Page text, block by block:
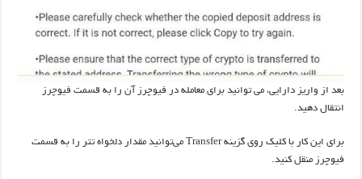
بعد از واریز دارایی، می توانید برای معامله در فیوچرز آن را به قسمت فیوچرز
انتقال دهید.
برای این کار با کلیک روی گزینه Transfer می‌توانید مقدار دلخواه تتر را به قسمت
فیوچرز منقل کنید.